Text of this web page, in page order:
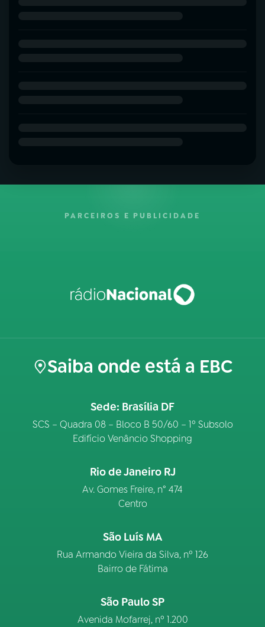
PARCEIROS E PUBLICIDADE
Saiba onde está a EBC
Sede: Brasília DF
SCS – Quadra 08 – Bloco B 50/60 – 1º Subsolo
Edifício Venâncio Shopping
Rio de Janeiro RJ
Av. Gomes Freire, n° 474
Centro
São Luís MA
Rua Armando Vieira da Silva, nº 126
Bairro de Fátima
São Paulo SP
Avenida Mofarrej, nº 1.200